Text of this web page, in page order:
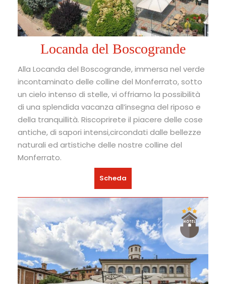
Locanda del Boscogrande
Alla Locanda del Boscogrande, immersa nel verde
incontaminato delle colline del Monferrato, sotto
un cielo intenso di stelle, vi offriamo la possibilità
di una splendida vacanza all’insegna del riposo e
della tranquillità. Riscoprirete il piacere delle cose
antiche, di sapori intensi,circondati dalle bellezze
naturali ed artistiche delle nostre colline del
Monferrato.
Scheda